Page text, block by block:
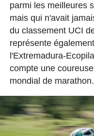
parmi les meilleures
mais qui n'avait
du classement UCI
représente
l'Extremadura-
compte une
mondial de marathon.